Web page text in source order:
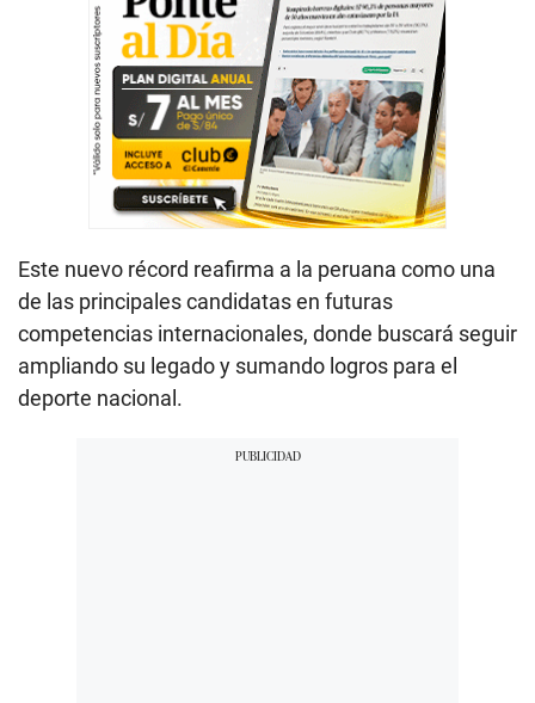
Este nuevo récord reafirma a la peruana como una
de las principales candidatas en futuras
competencias internacionales, donde buscará seguir
ampliando su legado y sumando logros para el
deporte nacional.